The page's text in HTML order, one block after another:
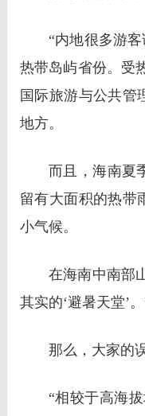
“内地很多游
热带岛屿省份。受
国际旅游与公共管
地方。
而且，海南夏
留有大面积的热带
小气候。
在海南中南部
其实的‘避暑天堂’
那么，大家的
“相较于高海